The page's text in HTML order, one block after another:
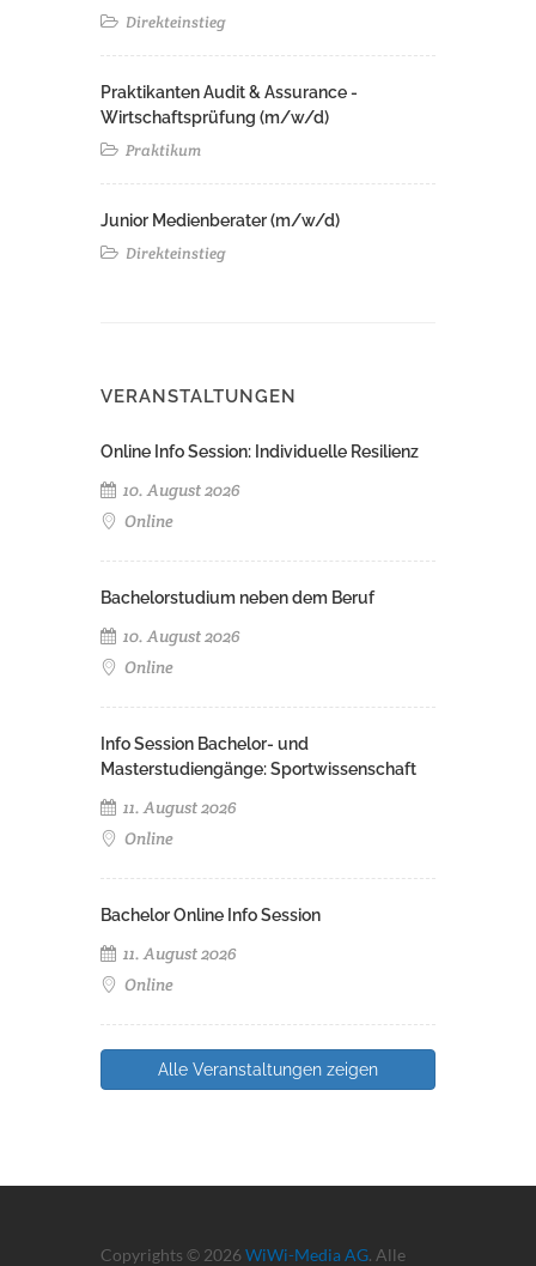
Direkteinstieg
Praktikanten Audit & Assurance -
Wirtschaftsprüfung (m/w/d)
Praktikum
Junior Medienberater (m/w/d)
Direkteinstieg
VERANSTALTUNGEN
Online Info Session: Individuelle Resilienz
10. August 2026
Online
Bachelorstudium neben dem Beruf
10. August 2026
Online
Info Session Bachelor- und
Masterstudiengänge: Sportwissenschaft
11. August 2026
Online
Bachelor Online Info Session
11. August 2026
Online
Alle Veranstaltungen zeigen
Copyrights © 2026 WiWi-Media AG. Alle